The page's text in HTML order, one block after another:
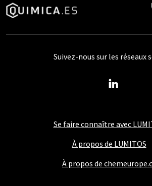
Se faire connaître avec
À propos de LUMITOS
À propos de
Suivez-nous sur les réseaux